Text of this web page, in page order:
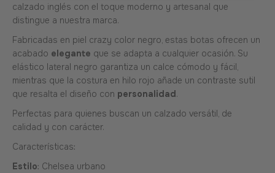
calzado inglés con el toque moderno y artesanal que
distingue a nuestra marca.
Fabricadas en piel crazy color negro, estas botas ofrecen un
acabado elegante que se adapta a cualquier ocasión. Su
elástico lateral negro garantiza un calce cómodo y fácil,
mientras que la costura en hilo rojo añade un contraste sutil
que resalta el diseño con personalidad.
Perfectas para quienes buscan un calzado versátil, de
calidad y con carácter.
Características:
Estilo: Chelsea urbano